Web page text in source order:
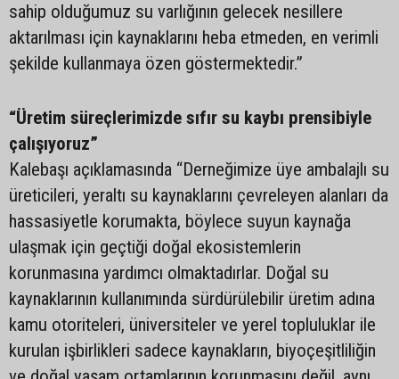
sahip olduğumuz su varlığının gelecek nesillere
aktarılması için kaynaklarını heba etmeden, en verimli
şekilde kullanmaya özen göstermektedir.”
“Üretim süreçlerimizde sıfır su kaybı prensibiyle
çalışıyoruz”
Kalebaşı açıklamasında “Derneğimize üye ambalajlı su
üreticileri, yeraltı su kaynaklarını çevreleyen alanları da
hassasiyetle korumakta, böylece suyun kaynağa
ulaşmak için geçtiği doğal ekosistemlerin
korunmasına yardımcı olmaktadırlar. Doğal su
kaynaklarının kullanımında sürdürülebilir üretim adına
kamu otoriteleri, üniversiteler ve yerel topluluklar ile
kurulan işbirlikleri sadece kaynakların, biyoçeşitliliğin